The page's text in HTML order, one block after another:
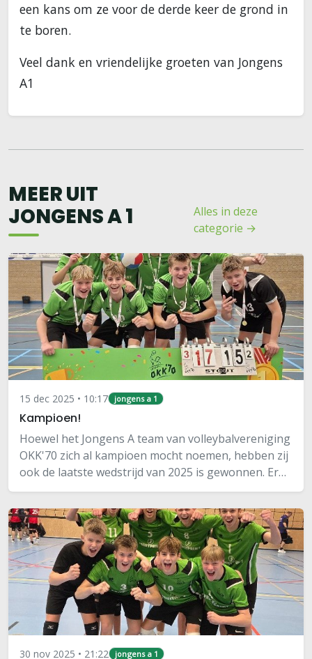
een kans om ze voor de derde keer de grond in
te boren.
Veel dank en vriendelijke groeten van Jongens
A1
MEER UIT
JONGENS A 1
Alles in deze
categorie →
15 dec 2025 • 10:17 jongens a 1
Kampioen!
Hoewel het Jongens A team van volleybalvereniging
OKK'70 zich al kampioen mocht noemen, hebben zij
ook de laatste wedstrijd van 2025 is gewonnen. Er
werd gespeeld tegen Switch’89 JA1 uit Zwijndrecht
en de winst werd gepakt met 3-1!De…
30 nov 2025 • 21:22 jongens a 1